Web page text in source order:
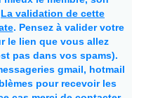
La validation de cette
. Pensez à valider votre
le lien que vous allez
pas dans vos spams).
gmail, hotmail
pour recevoir les